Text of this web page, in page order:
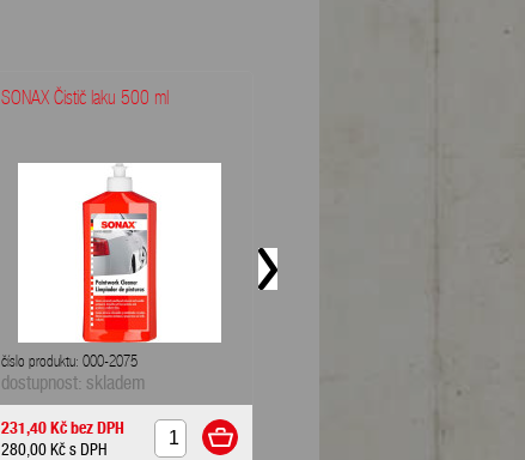
SONAX Čistič laku 500 ml
číslo produktu: 000-2075
dostupnost: skladem
231,40 Kčbez DPH
280,00 Kčs DPH